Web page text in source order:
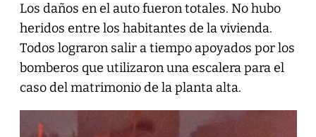
Los daños en el auto fueron totales. No hubo
heridos entre los habitantes de la vivienda.
Todos lograron salir a tiempo apoyados por los
bomberos que utilizaron una escalera para el
caso del matrimonio de la planta alta.